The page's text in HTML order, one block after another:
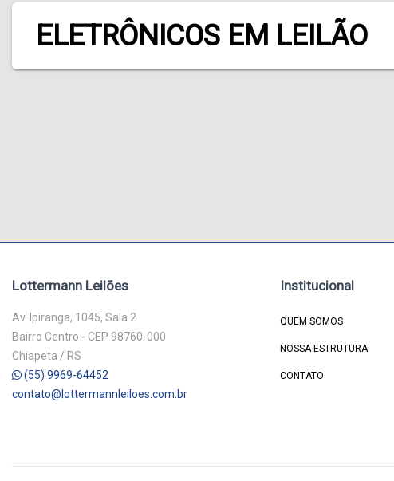
ELETRÔNICOS EM LEILÃO
Lottermann Leilões
Av. Ipiranga, 1045, Sala 2
Bairro Centro - CEP 98760-000
Chiapeta / RS
(55) 9969-64452
contato@lottermannleiloes.com.br
Institucional
QUEM SOMOS
NOSSA ESTRUTURA
CONTATO